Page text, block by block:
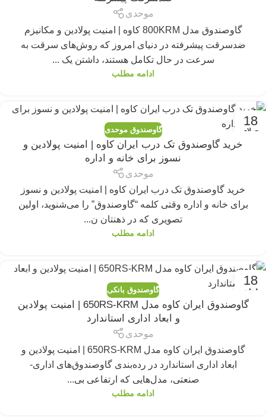
موحدی
گاوصندوق مدل 800KRM کاوه | امنیت پولادین و مکانیزم
ضدسرقت پیشرفته در دنیای امروز که روش‌های سرقت به
سرعت در حال تکامل هستند، داشتن یک ...
ادامه مطلب
18
جولای گاوصندوق موحدی
خرید گاوصندوق تک درب ایران کاوه | امنیت پولادین و
نسوز برای خانه و اداره
موحدی
خرید گاوصندوق تک درب ایران کاوه | امنیت پولادین و نسوز
برای خانه و اداره وقتی کلمه “گاوصندوق” را می‌شنوید، اولین
تصویری که در ذهنتان ن...
ادامه مطلب
18
ژوئن گاوصندوق بانکی
گاوصندوق ایران کاوه مدل 650RS-KRM | امنیت پولادین
و ابعاد اداری استاندارد
موحدی
گاوصندوق ایران کاوه مدل 650RS-KRM | امنیت پولادین و
ابعاد اداری استاندارد در رده‌بندی گاوصندوق‌های اداری-
صنعتی، مدل‌هایی که ارتفاعی بی...
ادامه مطلب